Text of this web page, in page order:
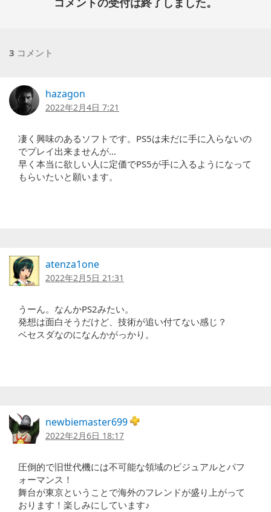
3 コメント
hazagon
2022年2月4日 7:21
凄く興味のあるソフトです。PS5は未だに手に入らないの
でプレイ出来ませんが…
早く本当に欲しい人に定価でPS5が手に入るようになって
もらいたいと願います。
atenza1one
2022年2月5日 21:31
うーん。なんかPS2みたい。
発想は面白そうだけど、技術が追い付てない感じ？
ベセスダなのになんかがっかり。
newbiemaster699
2022年2月6日 18:17
圧倒的で旧世代機には不可能な領域のビジュアルとパフ
ォーマンス！
舞台が東京ということで海外のフレンドが盛り上がって
おります！楽しみにしています♪